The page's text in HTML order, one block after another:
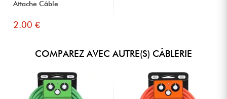
Attache Câble
2.00 €
COMPAREZ AVEC AUTRE(S) CÂBLERIE